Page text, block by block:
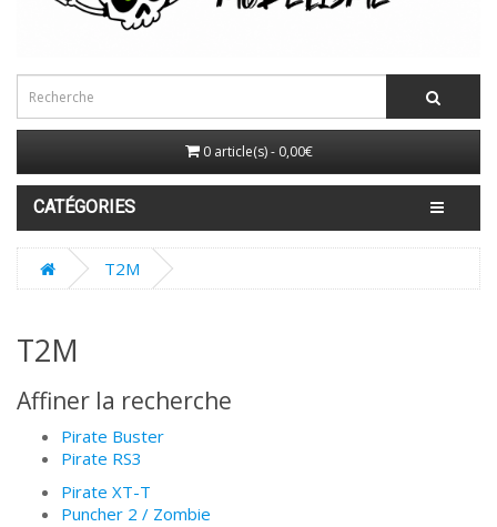
0 article(s) - 0,00€
CATÉGORIES
T2M
T2M
Affiner la recherche
Pirate Buster
Pirate RS3
Pirate XT-T
Puncher 2 / Zombie